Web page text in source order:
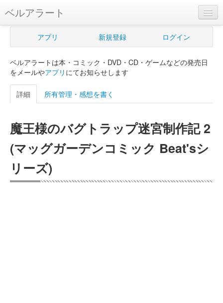
ベルアラート
ベルアラートとは
新規登録
ログイン
購入管理
Myシェルフ
プレミアム
アプリ 新規登録 ログイン
ベルアラートは本・コミック・DVD・CD・ゲームなどの発売日
をメールやアプリ にてお知らせします
詳細 所有管理・感想を書く
魔王様のバグトラップ迷宮制作記 2
(マッグガーデンコミック Beat'sシ
リーズ)